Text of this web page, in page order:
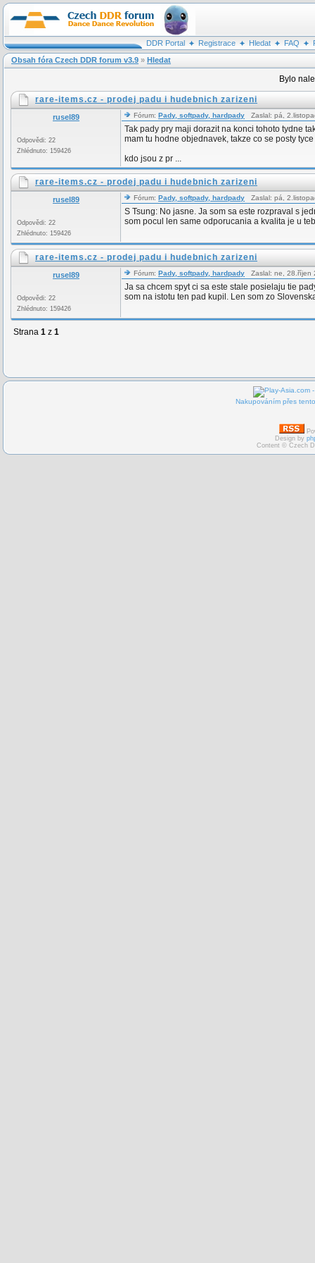
DDR Portal Registrace Hledat FAQ
Obsah fóra Czech DDR forum v3.9 » Hledat
Bylo
rare-items.cz - prodej padu i hudebnich zarizeni
rusel89
Odpovědi: 22
Zhlédnuto: 159426
Fórum: Pady, softpady, hardpady Zaslal: pá,
Tak pady pry maji dorazit na konci tohoto tydne
mam tu hodne objednavek, takze co se posty
kdo jsou z pr ...
rare-items.cz - prodej padu i hudebnich zarizeni
rusel89
Odpovědi: 22
Zhlédnuto: 159426
Fórum: Pady, softpady, hardpady Zaslal: pá,
S Tsung: No jasne. Ja som sa este rozpraval s
som pocul len same odporucania a kvalita je u
rare-items.cz - prodej padu i hudebnich zarizeni
rusel89
Odpovědi: 22
Zhlédnuto: 159426
Fórum: Pady, softpady, hardpady Zaslal: ne,
Ja sa chcem spyt ci sa este stale posielaju tie
som na istotu ten pad kupil. Len som zo
Strana 1 z 1
Nakupováním přes
Design by
Content © Czech